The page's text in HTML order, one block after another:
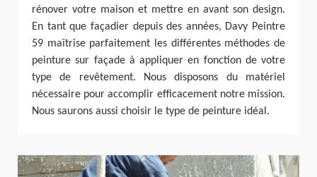
rénover votre maison et mettre en avant son design.
En tant que façadier depuis des années, Davy Peintre
59 maîtrise parfaitement les différentes méthodes de
peinture sur façade à appliquer en fonction de votre
type de revêtement. Nous disposons du matériel
nécessaire pour accomplir efficacement notre mission.
Nous saurons aussi choisir le type de peinture idéal.